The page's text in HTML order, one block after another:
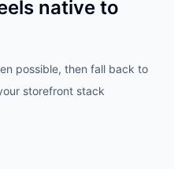
native to
possible, then fall back to
storefront stack